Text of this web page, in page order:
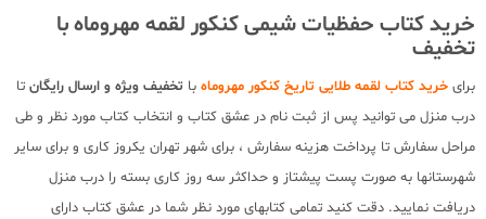
خرید کتاب حفظیات شیمی کنکور لقمه مهروماه با
تخفیف
برای خرید کتاب لقمه طلایی تاریخ کنکور مهروماه با تخفیف ویژه و ارسال رایگان تا
درب منزل می توانید پس از ثبت نام در عشق کتاب و انتخاب کتاب مورد نظر و طی
مراحل سفارش تا پرداخت هزینه سفارش ، برای شهر تهران یکروز کاری و برای سایر
شهرستانها به صورت پست پیشتاز و حداکثر سه روز کاری بسته را درب منزل
دریافت نمایید. دقت کنید تمامی کتابهای مورد نظر شما در عشق کتاب دارای